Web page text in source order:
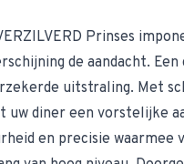
Prinses
de aandacht.
uitstraling. Met
uw diner een vorstelijke
en precisie waarmee